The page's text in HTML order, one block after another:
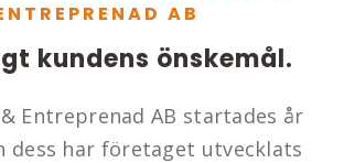
AB
kundens önskemål.
& Entreprenad AB startades år
dess har företaget utvecklats